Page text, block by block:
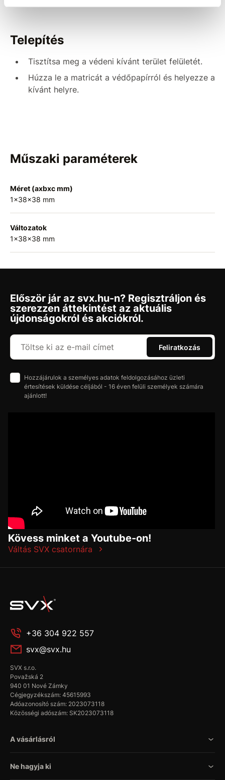
Telepítés
Tisztítsa meg a védeni kívánt terület felületét.
Húzza le a matricát a védőpapírról és helyezze a
kívánt helyre.
Műszaki paraméterek
Méret (axbxc mm)
1x38x38 mm
Változatok
1x38x38 mm
Először jár az svx.hu-n? Regisztráljon és
szerezzen áttekintést az aktuális
újdonságokról és akciókról.
Feliratkozás
Hozzájárulok a személyes adatok feldolgozásához üzleti
értesítések küldése céljából - 16 éven felüli személyek számára
ajánlott!
Kövess minket a Youtube-on!
Váltás SVX csatornára
+36 304 922 557
svx@svx.hu
SVX s.r.o.
Považská 2
940 01 Nové Zámky
Cégjegyzékszám: 45615993
Adóazonosító szám: 2023073118
Közösségi adószám: SK2023073118
A vásárlásról
Ne hagyja ki